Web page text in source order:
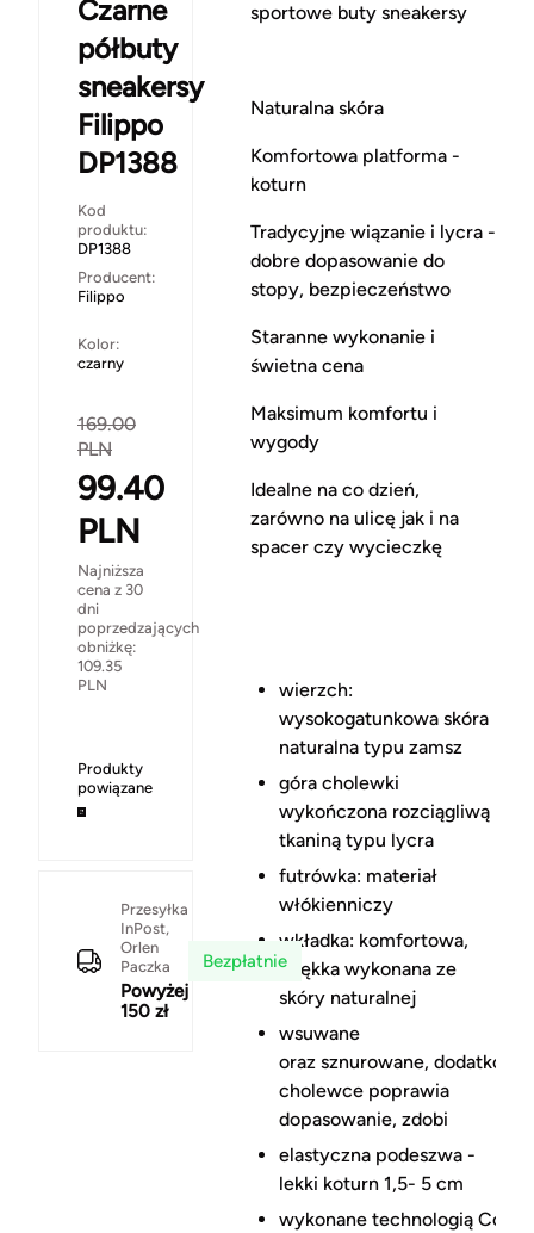
Czarne
półbuty
sneakersy
Filippo
DP1388
Kod
produktu:
DP1388
Producent:
Filippo
Kolor:
czarny
169.00
PLN
99.40
PLN
Najniższa
cena z 30
dni
poprzedzających
obniżkę:
109.35
PLN
Produkty
powiązane
Przesyłka
InPost,
Orlen
Paczka
Powyżej
150 zł
Bezpłatnie
sportowe buty sneakersy
Naturalna skóra
Komfortowa platforma -
koturn
Tradycyjne wiązanie i lycra -
dobre dopasowanie do
stopy, bezpieczeństwo
Staranne wykonanie i
świetna cena
Maksimum komfortu i
wygody
Idealne na co dzień,
zarówno na ulicę jak i na
spacer czy wycieczkę
wierzch:
wysokogatunkowa skóra
naturalna typu zamsz
góra cholewki
wykończona rozciągliwą
tkaniną typu lycra
futrówka: materiał
włókienniczy
wkładka: komfortowa,
miękka wykonana ze
skóry naturalnej
wsuwane
oraz sznurowane, dodatkowa
cholewce poprawia
dopasowanie, zdobi
elastyczna podeszwa -
lekki koturn 1,5- 5 cm
wykonane technologią